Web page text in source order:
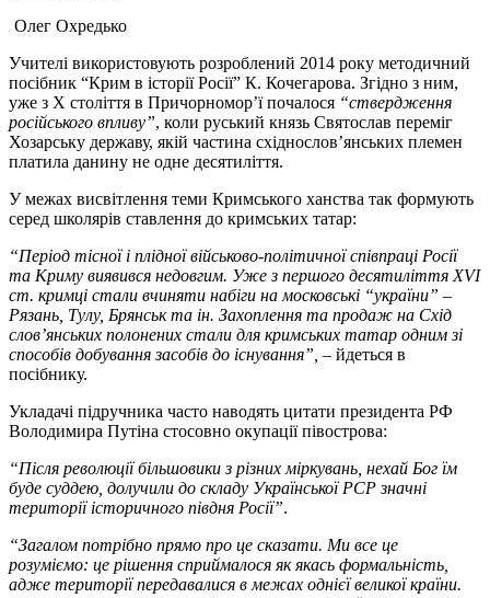
Олег Охредько
Учителі використовують розроблений 2014 року методичний
посібник “Крим в історії Росії” К. Кочегарова. Згідно з ним,
уже з Х століття в Причорномор’ї почалося “ствердження
російського впливу”, коли руський князь Святослав переміг
Хозарську державу, якій частина східнослов’янських племен
платила данину не одне десятиліття.
У межах висвітлення теми Кримського ханства так формують
серед школярів ставлення до кримських татар:
“Період тісної і плідної військово-політичної співпраці Росії
та Криму виявився недовгим. Уже з першого десятиліття XVI
ст. кримці стали вчиняти набіги на московські “україни” –
Рязань, Тулу, Брянськ та ін. Захоплення та продаж на Схід
слов’янських полонених стали для кримських татар одним зі
способів добування засобів до існування”, – йдеться в
посібнику.
Укладачі підручника часто наводять цитати президента РФ
Володимира Путіна стосовно окупації півострова:
“Після революції більшовики з різних міркувань, нехай Бог їм
буде суддею, долучили до складу Української РСР значні
території історичного півдня Росії”.
“Загалом потрібно прямо про це сказати. Ми все це
розуміємо: це рішення сприймалося як якась формальність,
адже території передавалися в межах однієї великої країни.